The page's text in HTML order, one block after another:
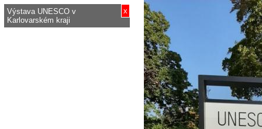
x
Výstava UNESCO v
Karlovarském kraji